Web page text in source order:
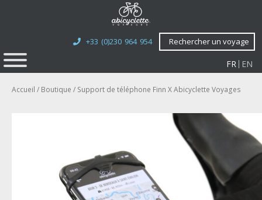
+33 (0)230 964 954 Rechercher un voyage
FR EN
Accueil / Boutique / Support de téléphone Finn X Abicyclette Voyages